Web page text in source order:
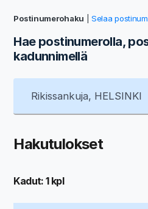
Postinumerohaku |Selaa
Hae postinumerolla,
kadunnimellä
Hakutulokset
Kadut: 1 kpl